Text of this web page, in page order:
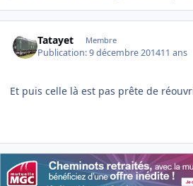
Tatayet Membre
Publication:9 décembre 201411 ans
Et puis celle là est pas prête de